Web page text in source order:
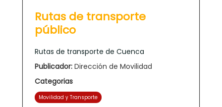
Rutas de transporte
público
Rutas de transporte de Cuenca
Publicador: Dirección de Movilidad
Categorias
Movilidad y Transporte